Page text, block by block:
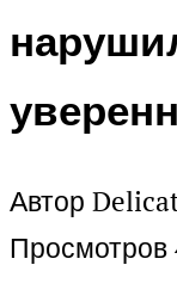
Автор
Просмотров